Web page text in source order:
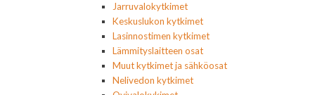
Jarruvalokytkimet
Keskuslukon kytkimet
Lasinnostimen kytkimet
Lämmityslaitteen osat
Muut kytkimet ja sähköosat
Nelivedon kytkimet